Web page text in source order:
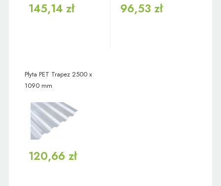
145,14 zł 96,53 zł
Płyta PET Trapez 2500 x
1090 mm
120,66 zł